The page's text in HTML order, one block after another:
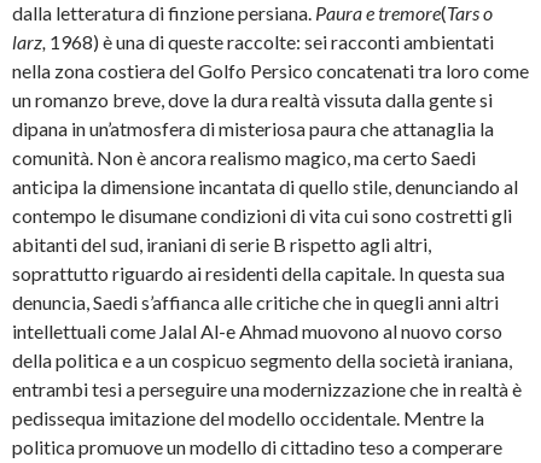
dalla letteratura di finzione persiana. Paura e tremore(Tars o
larz, 1968) è una di queste raccolte: sei racconti ambientati
nella zona costiera del Golfo Persico concatenati tra loro come
un romanzo breve, dove la dura realtà vissuta dalla gente si
dipana in un’atmosfera di misteriosa paura che attanaglia la
comunità. Non è ancora realismo magico, ma certo Saedi
anticipa la dimensione incantata di quello stile, denunciando al
contempo le disumane condizioni di vita cui sono costretti gli
abitanti del sud, iraniani di serie B rispetto agli altri,
soprattutto riguardo ai residenti della capitale. In questa sua
denuncia, Saedi s’affianca alle critiche che in quegli anni altri
intellettuali come Jalal Al-e Ahmad muovono al nuovo corso
della politica e a un cospicuo segmento della società iraniana,
entrambi tesi a perseguire una modernizzazione che in realtà è
pedissequa imitazione del modello occidentale. Mentre la
politica promuove un modello di cittadino teso a comperare